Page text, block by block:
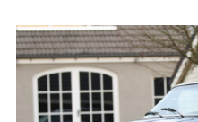
o
r
: